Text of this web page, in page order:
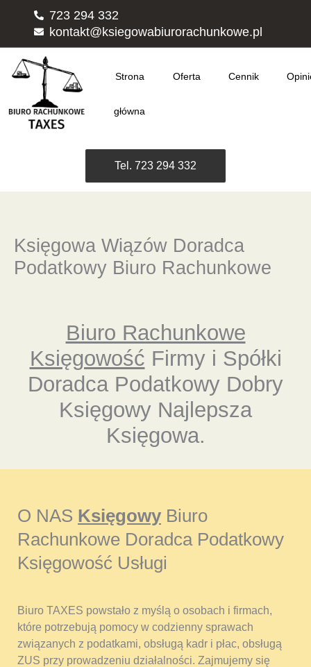
723 294 332
kontakt@ksiegowabiurorachunkowe.pl
Strona
główna
Oferta Cennik
Tel. 723 294 332
Księgowa Wiązów Doradca
Podatkowy Biuro Rachunkowe
Biuro Rachunkowe
Księgowość Firmy i Spółki
Doradca Podatkowy Dobry
Księgowy Najlepsza
Księgowa.
O NAS Księgowy Biuro
Rachunkowe Doradca Podatkowy
Księgowość Usługi
Biuro TAXES powstało z myślą o osobach i firmach,
które potrzebują pomocy w codzienny sprawach
związanych z podatkami, obsługą kadr i płac, obsługą
ZUS przy prowadzeniu działalności. Zajmujemy się